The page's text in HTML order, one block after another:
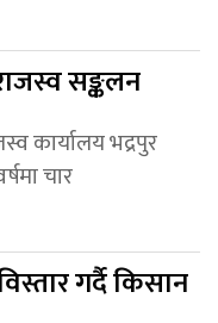
सङ्कलन
कार्यालय भद्रपुर
चार
गर्दै किसान